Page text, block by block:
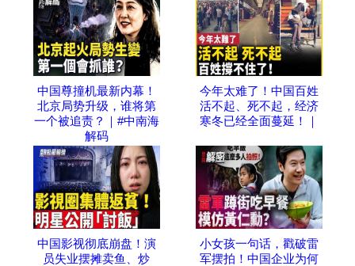
中国尊撞机最新内幕！
北京局势升级，谁将第
一个被追责？｜#中南海
解码
今年太难了！中国百姓
活不起、死不起，经济
寒冬已经全面蔓延！｜
中国影视彻底崩盘！演
员失业摆摊卖鱼、炒
小女孩一句话，戳破雷
军摆拍！中国企业为何